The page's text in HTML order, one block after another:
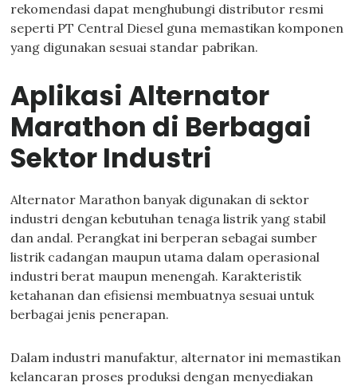
rekomendasi dapat menghubungi distributor resmi
seperti PT Central Diesel guna memastikan komponen
yang digunakan sesuai standar pabrikan.
Aplikasi Alternator
Marathon di Berbagai
Sektor Industri
Alternator Marathon banyak digunakan di sektor
industri dengan kebutuhan tenaga listrik yang stabil
dan andal. Perangkat ini berperan sebagai sumber
listrik cadangan maupun utama dalam operasional
industri berat maupun menengah. Karakteristik
ketahanan dan efisiensi membuatnya sesuai untuk
berbagai jenis penerapan.
Dalam industri manufaktur, alternator ini memastikan
kelancaran proses produksi dengan menyediakan